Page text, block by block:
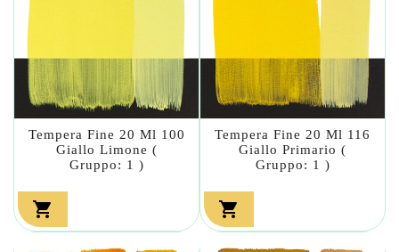
Tempera Fine 20 Ml 100
Giallo Limone (
Gruppo: 1 )

Tempera Fine 20 Ml 116
Giallo Primario (
Gruppo: 1 )
